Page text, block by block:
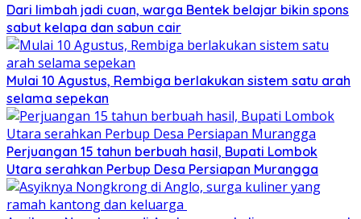
Dari limbah jadi cuan, warga Bentek belajar bikin spons
sabut kelapa dan sabun cair
Mulai 10 Agustus, Rembiga berlakukan sistem satu arah
selama sepekan
Perjuangan 15 tahun berbuah hasil, Bupati Lombok
Utara serahkan Perbup Desa Persiapan Murangga